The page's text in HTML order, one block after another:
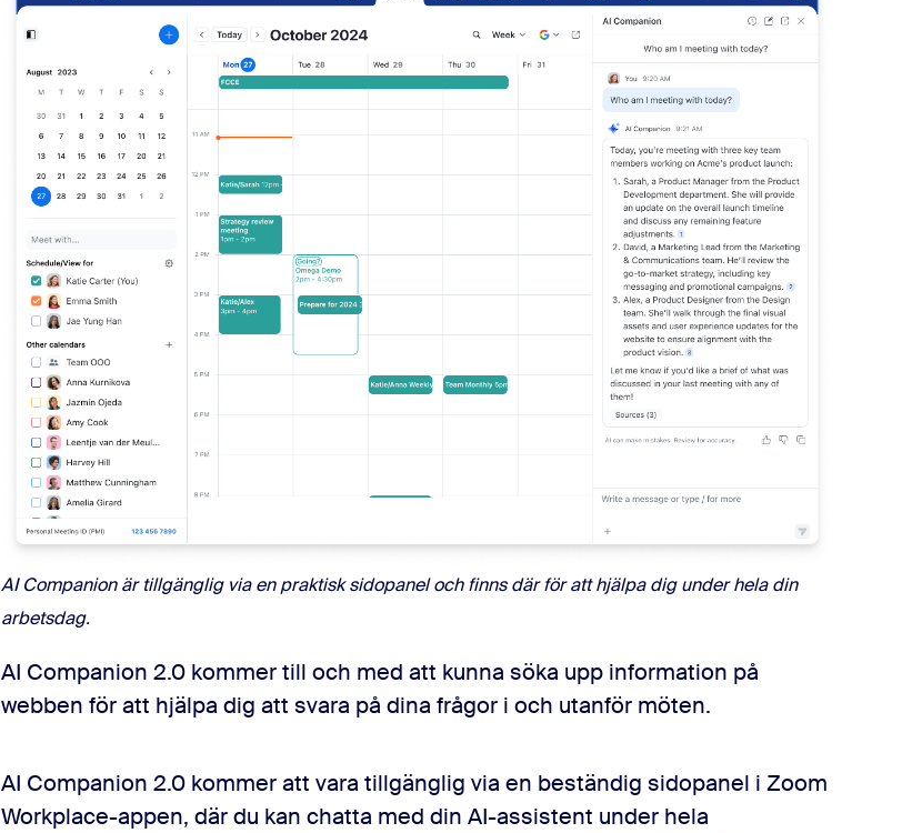
AI Companion är tillgänglig via en praktisk sidopanel och finns där för att hjälpa dig under hela din
arbetsdag.
AI Companion 2.0 kommer till och med att kunna söka upp information på
webben för att hjälpa dig att svara på dina frågor i och utanför möten.
AI Companion 2.0 kommer att vara tillgänglig via en beständig sidopanel i Zoom
Workplace-appen, där du kan chatta med din AI-assistent under hela